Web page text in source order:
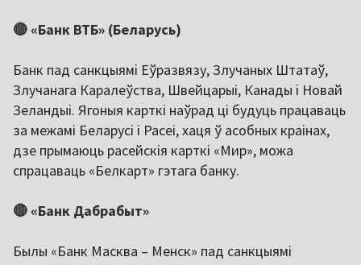
🔴 «Банк ВТБ» (Беларусь)
Банк пад санкцыямі Еўразвязу, Злучаных Штатаў,
Злучанага Каралеўства, Швейцарыі, Канады і Новай
Зеландыі. Ягоныя карткі наўрад ці будуць працаваць
за межамі Беларусі і Расеі, хаця ў асобных краінах,
дзе прымаюць расейскія карткі «Мир», можа
спрацаваць «Белкарт» гэтага банку.
🔴 «Банк Дабрабыт»
Былы «Банк Масква – Менск» пад санкцыямі